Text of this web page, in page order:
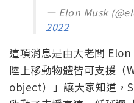
— Elon Musk
2022
這項消息是由大老闆
陸上移動物體皆可支援
object）」讓大家知道，